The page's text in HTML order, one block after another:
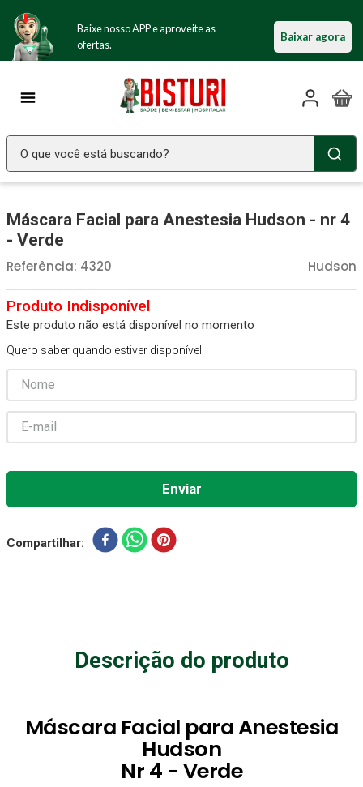
Baixe nosso APP e aproveite as
ofertas.
Baixar agora
O que você está buscando?
Máscara Facial para Anestesia Hudson - nr 4
- Verde
Hudson
Referência: 4320
Este produto não está disponível no momento
Quero saber quando estiver disponível
Compartilhar
Descrição do produto
Máscara Facial para Anestesia
Hudson
Nr 4 - Verde
1º Seringa Insulina
2º Fralda Geriatrica
3 º Luva Latex
4º Littmann
5º Absorvente Geriatrico
Estetoscopio Littmann
7º
8º Gaze Esteril
9º Curativo
10º Gaze